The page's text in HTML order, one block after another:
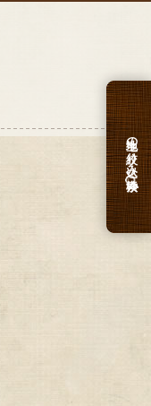
生地の絞り込み検索